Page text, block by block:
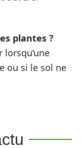
plantes ?
ou si le sol ne